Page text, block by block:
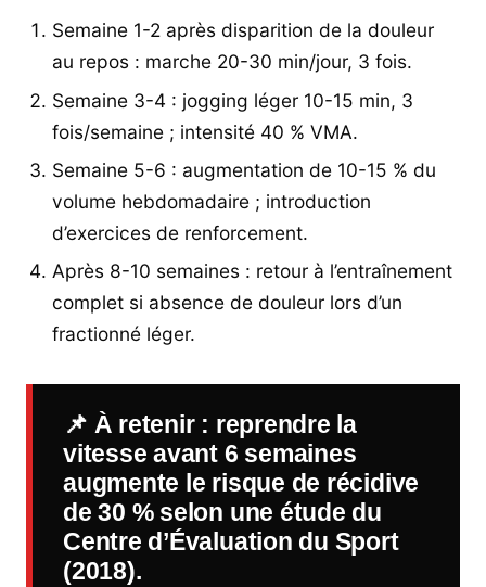
Semaine 1-2 après disparition de la douleur
au repos : marche 20-30 min/jour, 3 fois.
Semaine 3-4 : jogging léger 10-15 min, 3
fois/semaine ; intensité 40 % VMA.
Semaine 5-6 : augmentation de 10-15 % du
volume hebdomadaire ; introduction
d’exercices de renforcement.
Après 8-10 semaines : retour à l’entraînement
complet si absence de douleur lors d’un
fractionné léger.
📌 À retenir: reprendre la
vitesse avant 6 semaines
augmente le risque de récidive
de 30 % selon une étude du
Centre d’Évaluation du Sport
(2018).